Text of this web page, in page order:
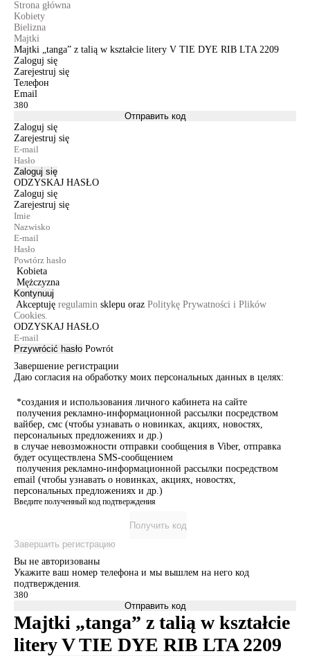
Strona główna
Kobiety
Bielizna
Majtki
Majtki „tanga” z talią w kształcie litery V TIE DYE RIB LTA 2209
Zaloguj się
Zarejestruj się
Телефон
Email
Отправить код
Zaloguj się
Zarejestruj się
Zaloguj się
ODZYSKAJ HASŁO
Zaloguj się
Zarejestruj się
Kobieta
Mężczyzna
Kontynuuj
Akceptuję regulamin sklepu oraz Politykę Prywatności i Plików
Cookies.
ODZYSKAJ HASŁO
Przywrócić hasło Powrót
Завершение регистрации
Даю согласия на обработку моих персональных данных в целях:
*создания и использования личного кабинета на сайте
получения рекламно-информационной рассылки посредством
вайбер, смс (чтобы узнавать о новинках, акциях, новостях,
персональных предложениях и др.)
в случае невозможности отправки сообщения в Viber, отправка
будет осуществлена SMS-сообщением
получения рекламно-информационной рассылки посредством
email (чтобы узнавать о новинках, акциях, новостях,
персональных предложениях и др.)
Введите полученный код подтверждения
Получить код
Завершить регистрацию
Вы не авторизованы
Укажите ваш номер телефона и мы вышлем на него код
подтверждения.
Отправить код
Majtki „tanga” z talią w kształcie
litery V TIE DYE RIB LTA 2209